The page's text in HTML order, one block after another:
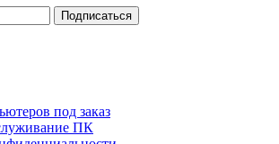
Подписаться
под заказ
ПК